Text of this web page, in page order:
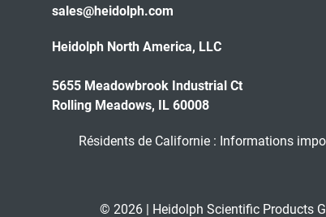
sales@heidolph.com
Heidolph North America, LLC
5655 Meadowbrook Industrial Ct
Rolling Meadows, IL 60008
Résidents de Californie : Informations
© 2026 | Heidolph Scientific Products